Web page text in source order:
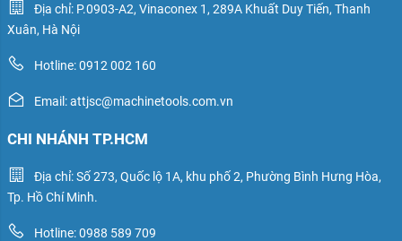
Địa chỉ: P.0903-A2, Vinaconex 1, 289A Khuất Duy Tiến, Thanh
Xuân, Hà Nội
Hotline: 0912 002 160
Email: attjsc@machinetools.com.vn
CHI NHÁNH TP.HCM
Địa chỉ: Số 273, Quốc lộ 1A, khu phố 2, Phường Bình Hưng Hòa,
Tp. Hồ Chí Minh.
Hotline: 0988 589 709